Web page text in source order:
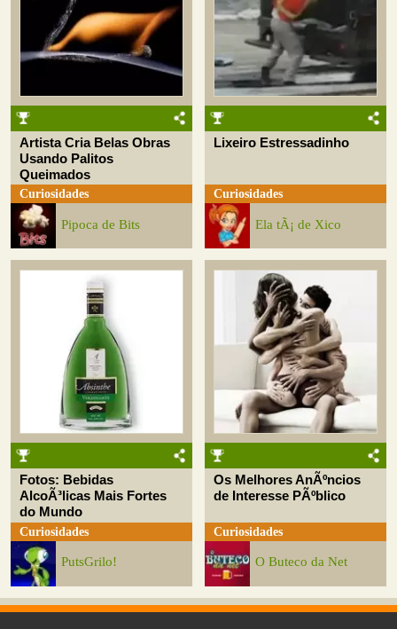
Artista Cria Belas Obras
Usando Palitos
Queimados
Curiosidades
Pipoca de Bits
Lixeiro Estressadinho
Curiosidades
Ela tÃ¡ de Xico
Fotos: Bebidas
AlcoÃ³licas Mais Fortes
do Mundo
Curiosidades
PutsGrilo!
Os Melhores AnÃºncios
de Interesse PÃºblico
Curiosidades
O Buteco da Net